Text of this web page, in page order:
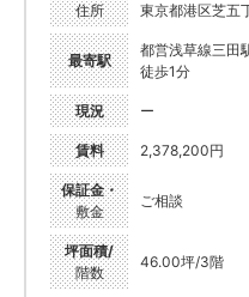
住所 東京都港区芝五
最寄駅
都営浅草線三田
徒歩1分
現況 ー
賃料 2,378,200円
保証金・
敷金
ご相談
坪面積/
階数
46.00坪/3階